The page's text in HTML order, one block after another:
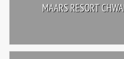
MAARS RESORT